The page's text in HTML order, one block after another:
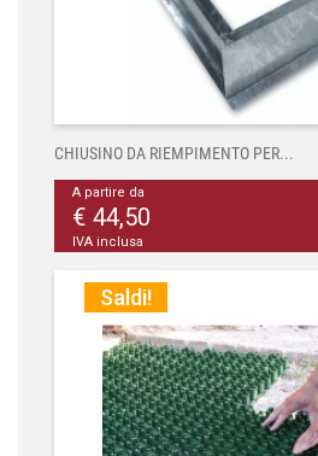
CHIUSINO DA RIEMPIMENTO PER...
A partire da
€ 44,50
IVA inclusa
Saldi!